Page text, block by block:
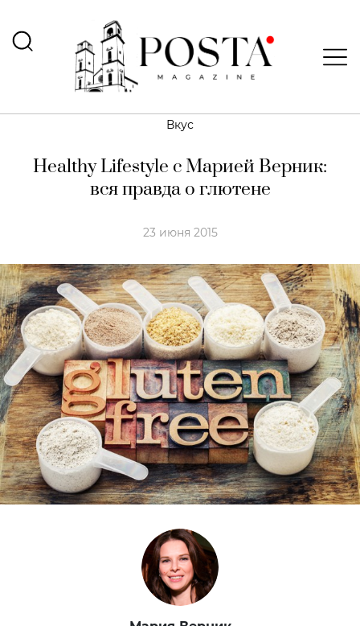
Вкус
Healthy Lifestyle с Марией Верник:
вся правда о глютене
23 июня 2015